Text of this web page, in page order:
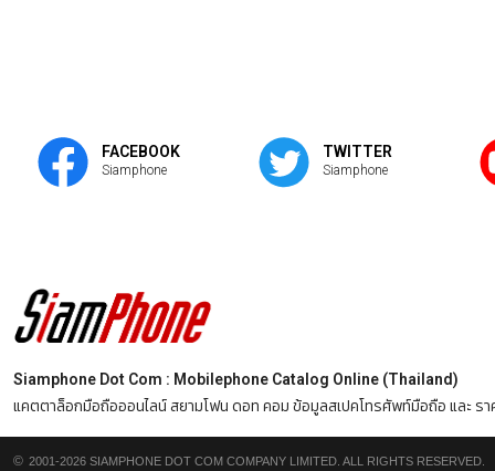
FACEBOOK
Siamphone
TWITTER
Siamphone
Siamphone Dot Com : Mobilephone Catalog Online (Thailand)
แคตตาล็อกมือถือออนไลน์ สยามโฟน ดอท คอม ข้อมูลสเปคโทรศัพท์มือถือ และ ร
© 2001-2026 SIAMPHONE DOT COM COMPANY LIMITED. ALL RIGHTS RESERVED.